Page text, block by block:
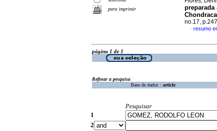
para imprimir
no.17,
· resumo
página 1 de 1
Refinar a pesquisa
Base de dados : article
Pesquisar
1
2